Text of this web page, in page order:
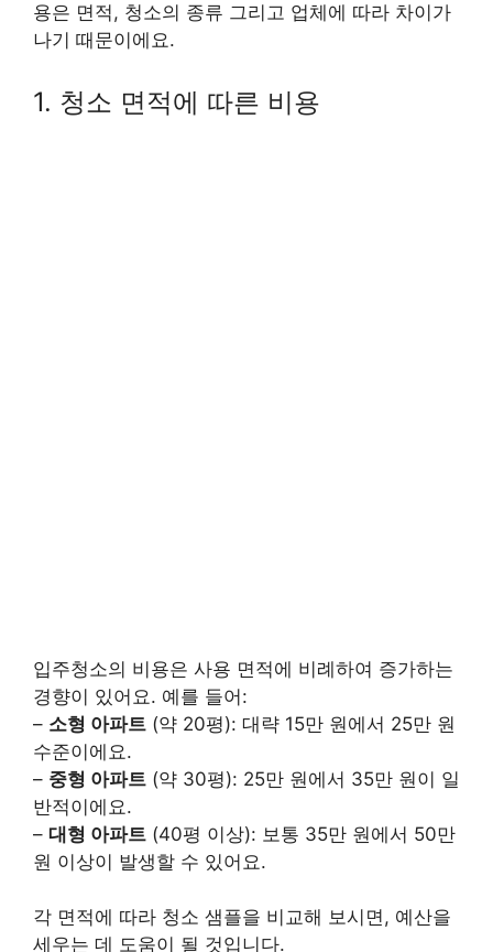
용은 면적, 청소의 종류 그리고 업체에 따라 차이가
나기 때문이에요.
1. 청소 면적에 따른 비용
입주청소의 비용은 사용 면적에 비례하여 증가하는
경향이 있어요. 예를 들어:
– 소형 아파트 (약 20평): 대략 15만 원에서 25만 원
수준이에요.
– 중형 아파트 (약 30평): 25만 원에서 35만 원이 일
반적이에요.
– 대형 아파트 (40평 이상): 보통 35만 원에서 50만
원 이상이 발생할 수 있어요.
각 면적에 따라 청소 샘플을 비교해 보시면, 예산을
세우는 데 도움이 될 것입니다.